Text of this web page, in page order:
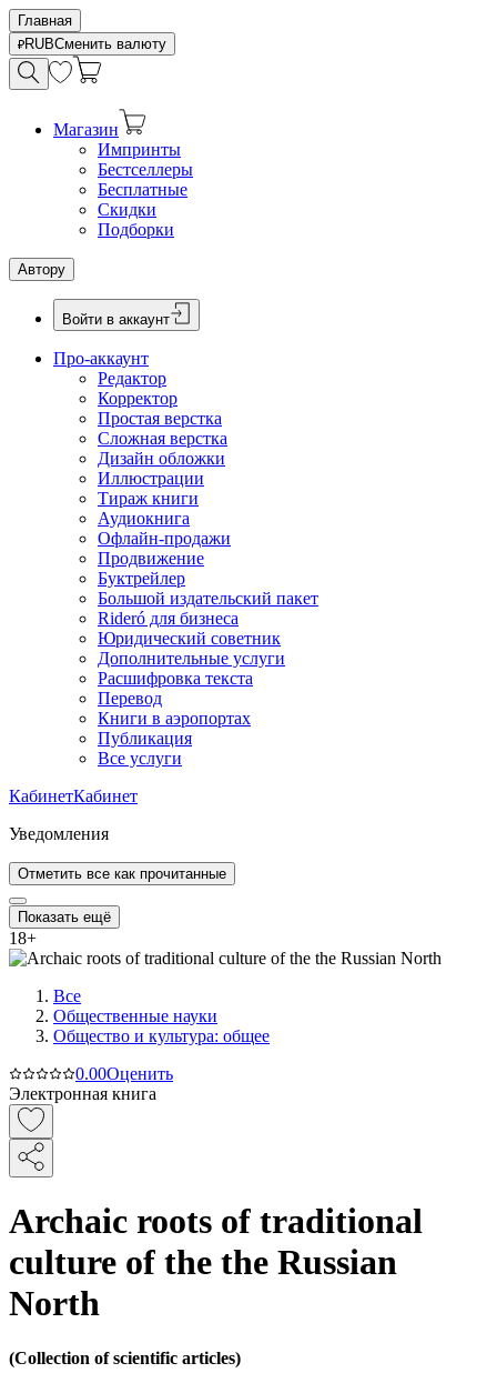
Главная
RUBСменить валюту
Магазин
Импринты
Бестселлеры
Бесплатные
Скидки
Подборки
Автору
Войти в аккаунт
Про-аккаунт
Редактор
Корректор
Простая верстка
Сложная верстка
Дизайн обложки
Иллюстрации
Тираж книги
Аудиокнига
Офлайн-продажи
Продвижение
Буктрейлер
Большой издательский пакет
Rideró для бизнеса
Юридический советник
Дополнительные услуги
Расшифровка текста
Перевод
Книги в аэропортах
Публикация
Все услуги
КабинетКабинет
Уведомления
Отметить все как прочитанные
Показать ещё
18+
Все
Общественные науки
Общество и культура: общее
0.00Оценить
Электронная книга
Archaic roots of traditional
culture of the the Russian
North
(Collection of scientific articles)